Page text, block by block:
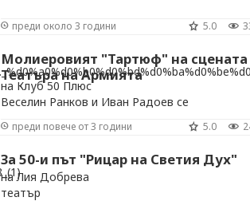
преди около 3 години 5.0
Молиеровият "Тартюф" на сцената
Театъра на Армията
на Клуб 50 Плюс
Веселин Ранков и Иван Радоев се
Молиер
преди повече от 3 години 5.0
За 50-и път "Рицар на Светия Дух"
на Лия Добрева
театър